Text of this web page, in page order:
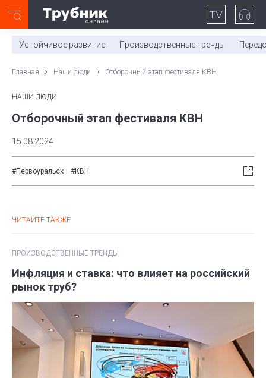
0:00/ 11:03
Устойчивое развитие Производственные тренды
Главная Наши люди Отборочный этап фестиваля КВН
НАШИ ЛЮДИ
Отборочный этап фестиваля КВН
15.08.2024
#Первоуральск #КВН
ЧИТАЙТЕ ТАКЖЕ
ПРОИЗВОДСТВЕННЫЕ ТРЕНДЫ
Инфляция и ставка: что влияет на российский
рынок труб?